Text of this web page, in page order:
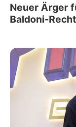
Neuer Ärger
Baldoni-